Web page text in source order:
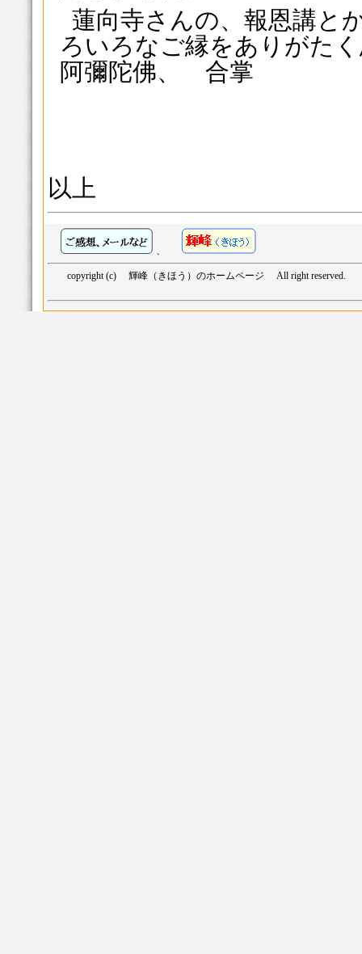
蓮向寺さんの、報恩講と
ろいろなご縁をありがた
阿彌陀佛、 合掌
以上
、
copyright (c) 輝峰（きほう）のホームページ All right reserved.